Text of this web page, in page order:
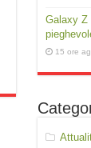
Galaxy Z
15 ore